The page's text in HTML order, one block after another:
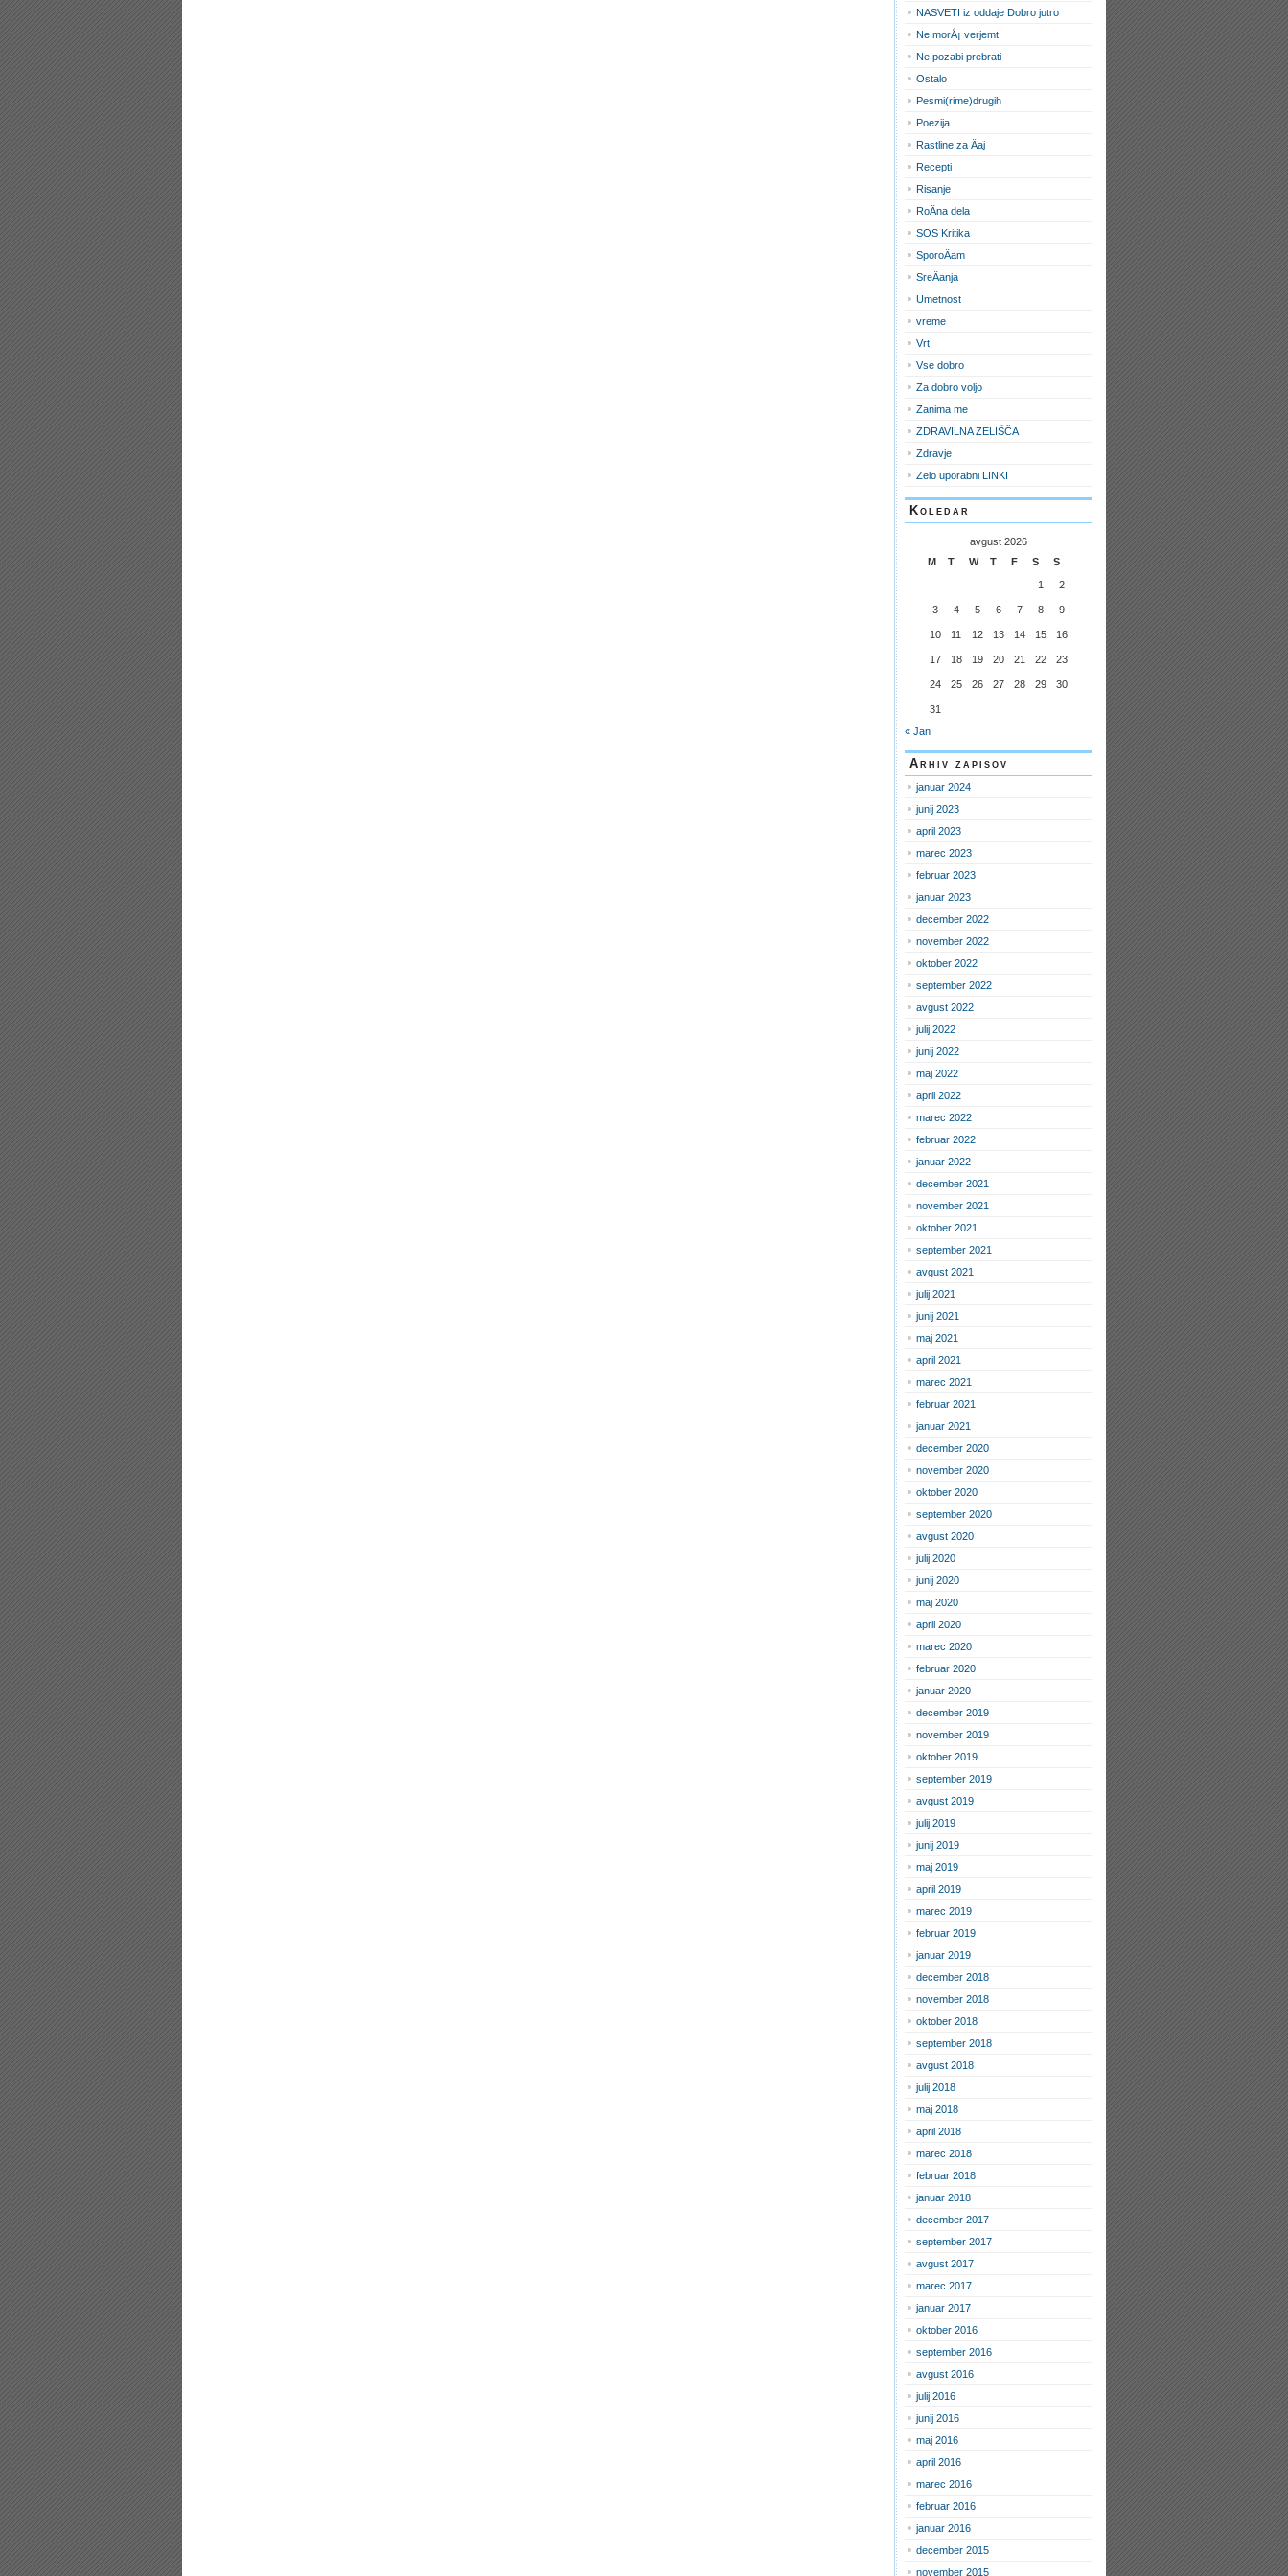
NASVETI iz oddaje Dobro jutro
Ne morÅ¡ verjemt
Ne pozabi prebrati
Ostalo
Pesmi(rime)drugih
Poezija
Rastline za Äaj
Recepti
Risanje
RoÄna dela
SOS Kritika
SporoÄam
SreÄanja
Umetnost
vreme
Vrt
Vse dobro
Za dobro voljo
Zanima me
ZDRAVILNA ZELIŠČA
Zdravje
Zelo uporabni LINKI
Koledar
avgust 2026
M
T W T F S
S
1
2
3 4 5 6 7 8 9
10 11 12 13 14 15 16
17 18 19 20 21 22 23
24 25 26 27 28 29 30
31
« Jan
Arhiv zapisov
januar 2024
junij 2023
april 2023
marec 2023
februar 2023
januar 2023
december 2022
november 2022
oktober 2022
september 2022
avgust 2022
julij 2022
junij 2022
maj 2022
april 2022
marec 2022
februar 2022
januar 2022
december 2021
november 2021
oktober 2021
september 2021
avgust 2021
julij 2021
junij 2021
maj 2021
april 2021
marec 2021
februar 2021
januar 2021
december 2020
november 2020
oktober 2020
september 2020
avgust 2020
julij 2020
junij 2020
maj 2020
april 2020
marec 2020
februar 2020
januar 2020
december 2019
november 2019
oktober 2019
september 2019
avgust 2019
julij 2019
junij 2019
maj 2019
april 2019
marec 2019
februar 2019
januar 2019
december 2018
november 2018
oktober 2018
september 2018
avgust 2018
julij 2018
maj 2018
april 2018
marec 2018
februar 2018
januar 2018
december 2017
september 2017
avgust 2017
marec 2017
januar 2017
oktober 2016
september 2016
avgust 2016
julij 2016
junij 2016
maj 2016
april 2016
marec 2016
februar 2016
januar 2016
december 2015
november 2015